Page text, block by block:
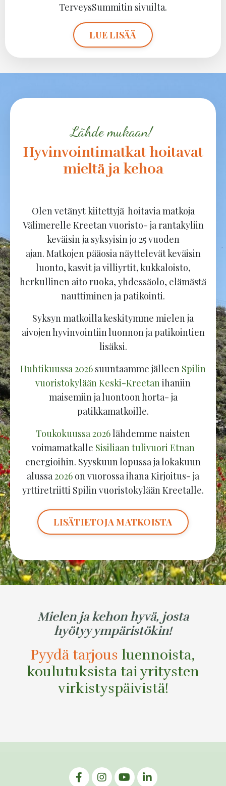
TerveysSummitin sivuilta.
LUE LISÄÄ
Lähde mukaan!
Hyvinvointimatkat hoitavat
mieltä ja kehoa
Olen vetänytkiitettyjä hoitavia matkoja
Välimerelle Kreetan vuoristo- ja rantakyliin
keväisin ja syksyisin jo 25 vuoden
ajan. Matkojen pääosia näyttelevät keväisin
luonto, kasvit ja villiyrtit, kukkaloisto,
herkullinen aito ruoka, yhdessäolo, elämästä
nauttiminen ja patikointi.
Syksyn matkoilla keskitymme mielen ja
aivojen hyvinvointiin luonnon ja patikointien
lisäksi.
Huhtikuussa 2026 suuntaamme jälleen Spilin
vuoristokylään Keski-Kreetanihaniin
maisemiin ja luontoon horta- ja
patikkamatkoille.
Toukokuussa 2026lähdemme naisten
voimamatkalle Sisiliaan tulivuori Etnan
energioihin. Syyskuun lopussa ja lokakuun
alussa2026 on vuorossa ihana Kirjoitus- ja
yrttiretriitti Spilin vuoristokylään Kreetalle.
LISÄTIETOJA MATKOISTA
Mielen ja kehon hyvä, josta
hyötyy ympäristökin!
Pyydä tarjous luennoista,
koulutuksista tai yritysten
virkistyspäivistä!